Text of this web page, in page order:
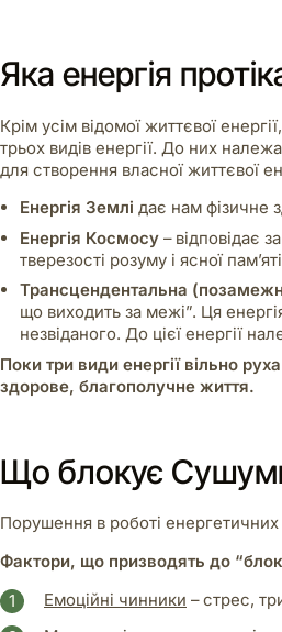
Яка енергія
Крім усім відомої життєвої
трьох видів енергії. До них
для створення власної життєвої
Енергія Землі дає нам фізичне
Енергія Космосу– відповідає
тверезості розуму і ясної
Трансцендентальна
що виходить за межі”. Ця
незвіданого. До цієї енергії
Поки три види енергії вільно
здорове, благополучне життя.
Що блокує
Порушення в роботі енергетичних
Фактори, що призводять до
Емоційні чинники – стрес,